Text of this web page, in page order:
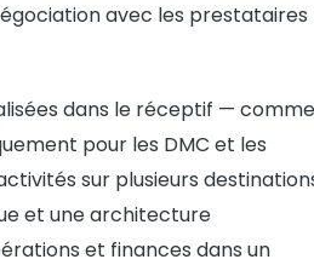
avec les prestataires
dans le réceptif — comme
pour les DMC et les
sur plusieurs
et une architecture
et finances dans un